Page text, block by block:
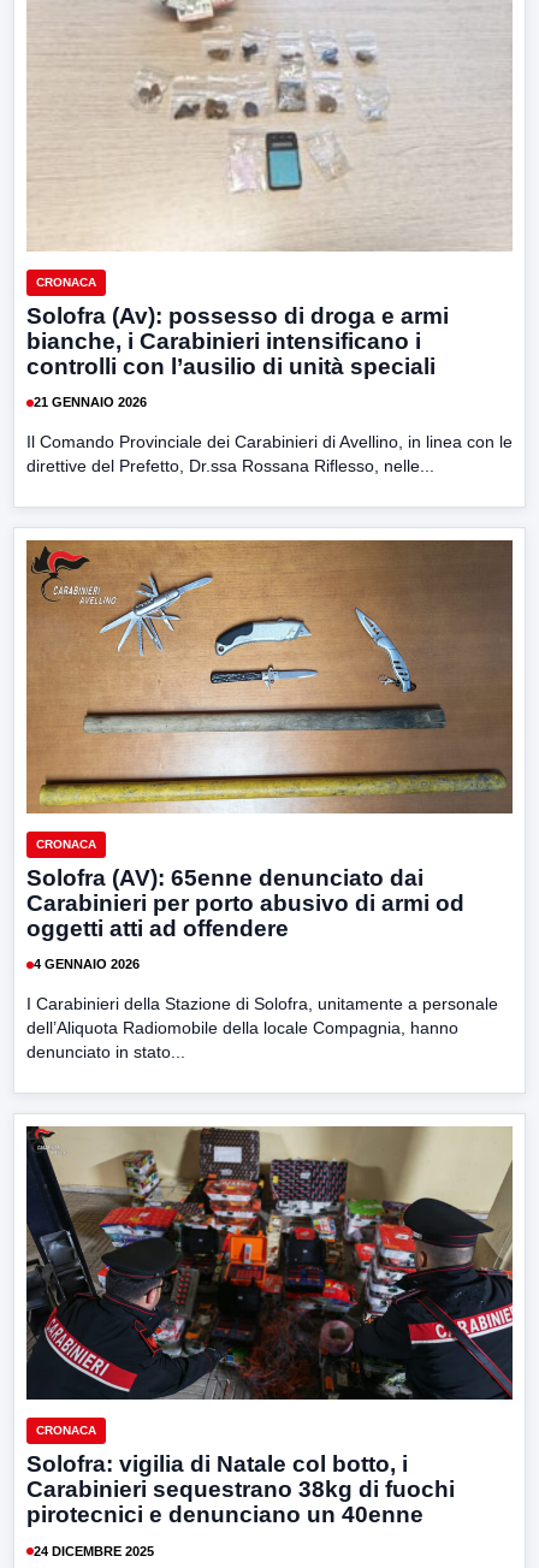
CRONACA
Solofra (Av): possesso di droga e armi
bianche, i Carabinieri intensificano i
controlli con l’ausilio di unità speciali
21 GENNAIO 2026
Il Comando Provinciale dei Carabinieri di Avellino, in linea con le
direttive del Prefetto, Dr.ssa Rossana Riflesso, nelle...
CRONACA
Solofra (AV): 65enne denunciato dai
Carabinieri per porto abusivo di armi od
oggetti atti ad offendere
4 GENNAIO 2026
I Carabinieri della Stazione di Solofra, unitamente a personale
dell’Aliquota Radiomobile della locale Compagnia, hanno
denunciato in stato...
CRONACA
Solofra: vigilia di Natale col botto, i
Carabinieri sequestrano 38kg di fuochi
pirotecnici e denunciano un 40enne
24 DICEMBRE 2025